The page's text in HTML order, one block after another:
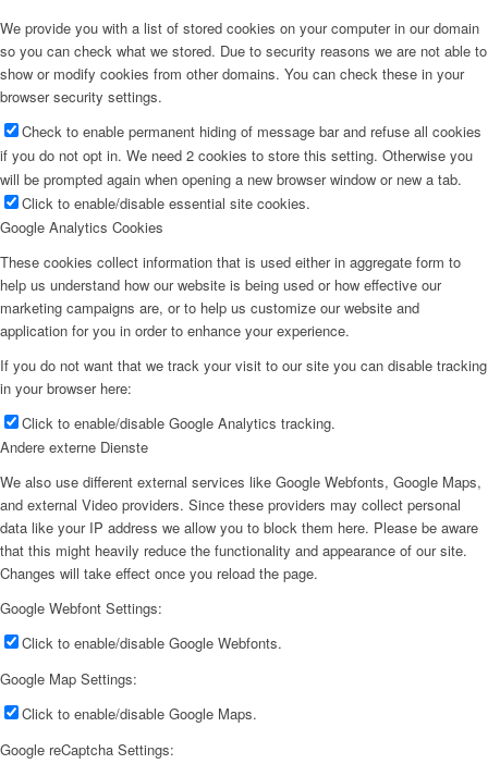
We provide you with a list of stored cookies on your computer in our domain
so you can check what we stored. Due to security reasons we are not able to
show or modify cookies from other domains. You can check these in your
browser security settings.
Check to enable permanent hiding of message bar and refuse all cookies
if you do not opt in. We need 2 cookies to store this setting. Otherwise you
will be prompted again when opening a new browser window or new a tab.
Click to enable/disable essential site cookies.
Google Analytics Cookies
These cookies collect information that is used either in aggregate form to
help us understand how our website is being used or how effective our
marketing campaigns are, or to help us customize our website and
application for you in order to enhance your experience.
If you do not want that we track your visit to our site you can disable tracking
in your browser here:
Click to enable/disable Google Analytics tracking.
Andere externe Dienste
We also use different external services like Google Webfonts, Google Maps,
and external Video providers. Since these providers may collect personal
data like your IP address we allow you to block them here. Please be aware
that this might heavily reduce the functionality and appearance of our site.
Changes will take effect once you reload the page.
Google Webfont Settings:
Click to enable/disable Google Webfonts.
Google Map Settings:
Click to enable/disable Google Maps.
Google reCaptcha Settings: